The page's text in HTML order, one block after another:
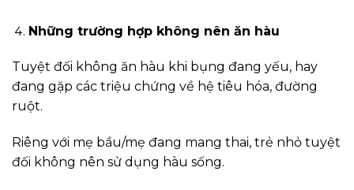
Những trường hợp không nên ăn hàu
Tuyệt đối không ăn hàu khi bụng đang yếu, hay
đang gặp các triệu chứng về hệ tiêu hóa, đường
ruột.
Riêng với mẹ bầu/mẹ đang mang thai, trẻ nhỏ tuyệt
đối không nên sử dụng hàu sống.